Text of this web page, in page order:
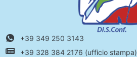
+39 349 250 3143
+39 328 384 2176 (ufficio stampa)